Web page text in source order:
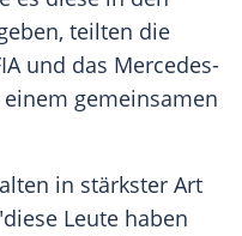
teilten die
und das Mercedes-
gemeinsamen
in stärkster Art
Leute haben